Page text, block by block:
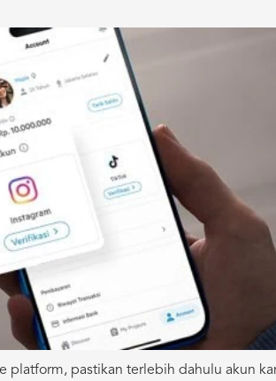
platform, pastikan terlebih dahulu akun